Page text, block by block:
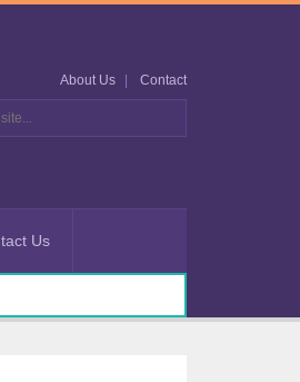
About Us Contact
Us